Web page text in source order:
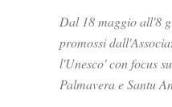
Dal 18 maggio all'8
promossi
l'Unesco' con focus
Palmavera e Santu